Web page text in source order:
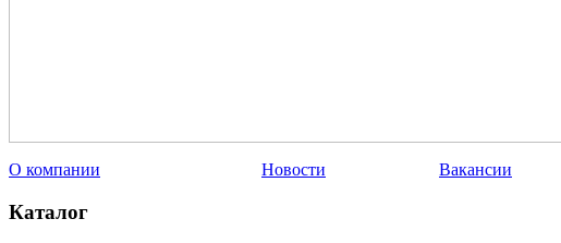
О компании Новости Вакансии
Каталог